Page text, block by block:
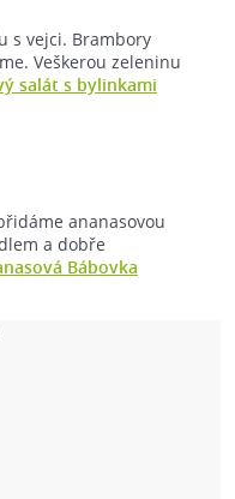
s vejci. Brambory
Veškerou zeleninu
salát s bylinkami
ananasovou
a dobře
Bábovka